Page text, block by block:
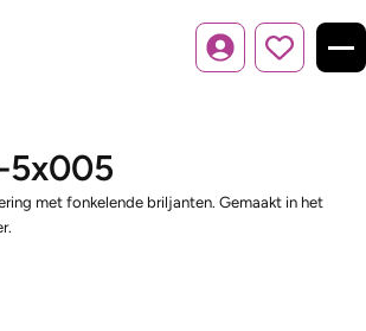
Inloggen
5x005
met fonkelende briljanten. Gemaakt in het